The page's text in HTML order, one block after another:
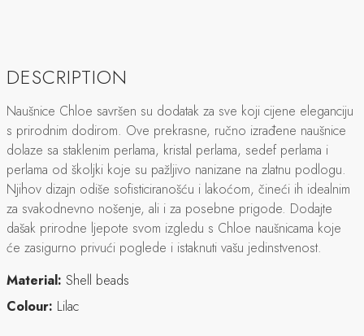
DESCRIPTION
Naušnice Chloe savršen su dodatak za sve koji cijene eleganciju
s prirodnim dodirom. Ove prekrasne, ručno izrađene naušnice
dolaze sa staklenim perlama, kristal perlama, sedef perlama i
perlama od školjki koje su pažljivo nanizane na zlatnu podlogu.
Njihov dizajn odiše sofisticiranošću i lakoćom, čineći ih idealnim
za svakodnevno nošenje, ali i za posebne prigode. Dodajte
dašak prirodne ljepote svom izgledu s Chloe naušnicama koje
će zasigurno privući poglede i istaknuti vašu jedinstvenost.
Material: Shell beads
Colour: Lilac